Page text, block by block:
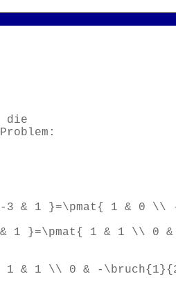
die
& 1 }=\pmat{ 1 & 0 \\ -
1 }=\pmat{ 1 & 1 \\ 0
1 & 1 \\ 0 & -